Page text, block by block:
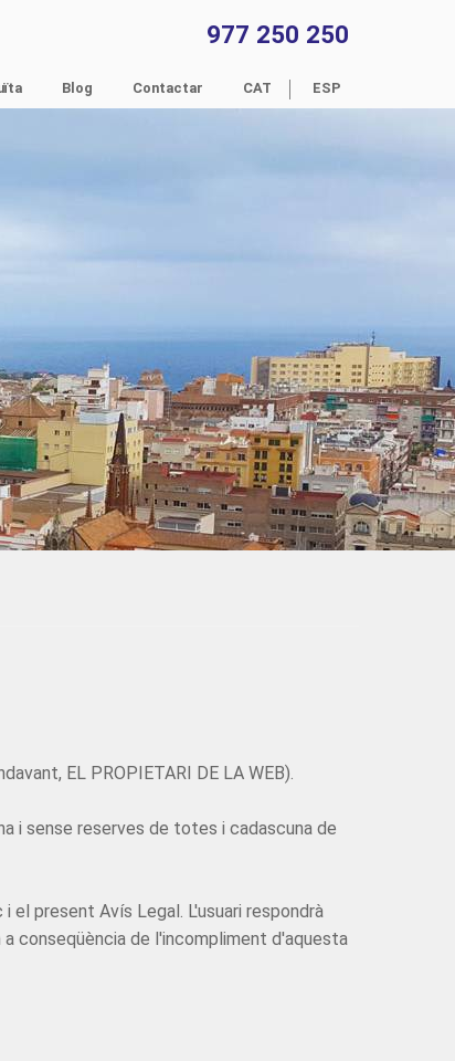
977 250 250
Blog Contactar CAT ESP
EL PROPIETARI DE LA WEB).
i sense reserves de totes i cadascuna de
present Avís Legal. L'usuari respondrà
conseqüència de l'incompliment d'aquesta